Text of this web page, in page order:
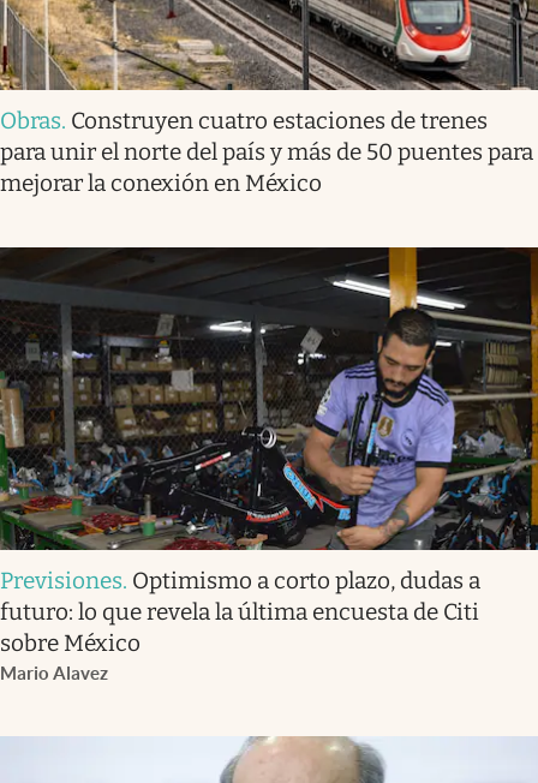
Obras. Construyen cuatro estaciones de trenes
para unir el norte del país y más de 50 puentes para
mejorar la conexión en México
Previsiones. Optimismo a corto plazo, dudas a
futuro: lo que revela la última encuesta de Citi
sobre México
Mario Alavez